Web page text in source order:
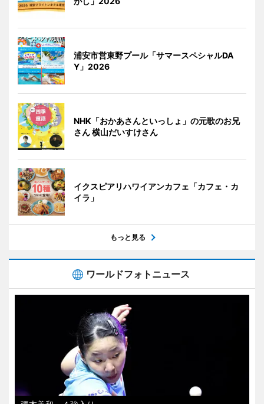
浦安市営東野プール「サマースペシャルDA
Y」2026
NHK「おかあさんといっしょ」の元歌のお兄
さん 横山だいすけさん
イクスピアリハワイアンカフェ「カフェ・カ
イラ」
もっと見る
ワールドフォトニュース